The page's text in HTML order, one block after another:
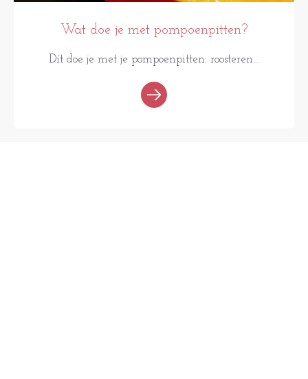
Wat doe je met pompoenpitten?
Dít doe je met je pompoenpitten: roosteren...